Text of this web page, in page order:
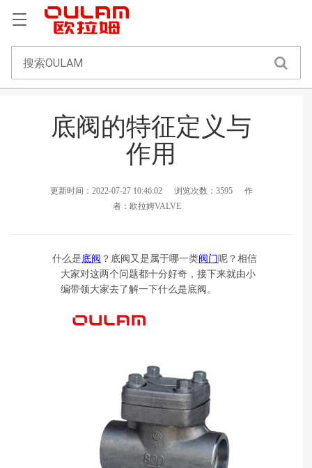
底阀的特征定义与
作用
更新时间：2022-07-27 10:46:02 浏览次数：3595
作
者：欧拉姆VALVE
什么是底阀 ？底阀又是属于哪一类阀门呢？相信
大家对这两个问题都十分好奇，接下来就由小
编带领大家去了解一下什么是底阀。